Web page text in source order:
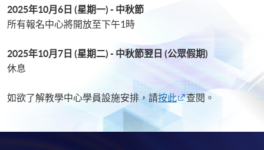
2025年10月 6 日 (星期一) - 中秋節
所有報名中心將開放至下午1時
2025年10月 7 日 (星期二) - 中秋節翌日 (公眾假期)
休息
如欲了解教學中心學員設施安排，請按此 查閱。